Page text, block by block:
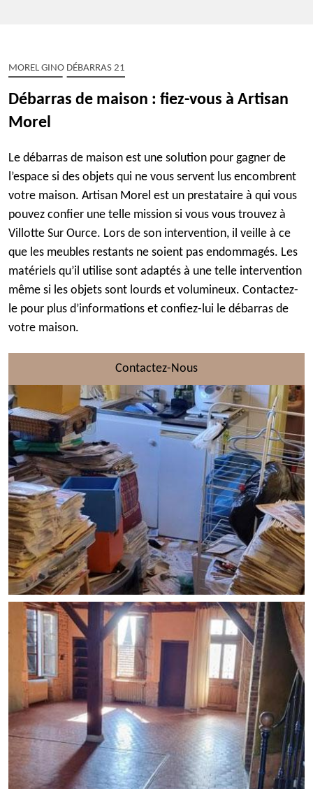
MOREL GINO DÉBARRAS 21
Débarras de maison : fiez-vous à Artisan
Morel
Le débarras de maison est une solution pour gagner de
l’espace si des objets qui ne vous servent lus encombrent
votre maison. Artisan Morel est un prestataire à qui vous
pouvez confier une telle mission si vous vous trouvez à
Villotte Sur Ource. Lors de son intervention, il veille à ce
que les meubles restants ne soient pas endommagés. Les
matériels qu’il utilise sont adaptés à une telle intervention
même si les objets sont lourds et volumineux. Contactez-
le pour plus d’informations et confiez-lui le débarras de
votre maison.
Contactez-Nous